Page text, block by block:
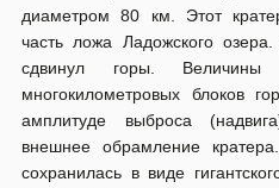
диаметром 80 км. Этот
часть ложа Ладожского
сдвинул горы. Величины
многокилометровых блоков
амплитуде выброса
внешнее обрамление
сохранилась в виде